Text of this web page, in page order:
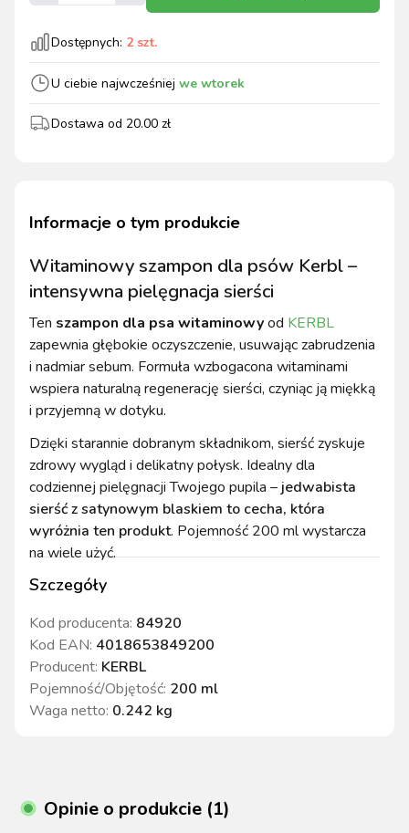
Dostępnych: 2szt.
U ciebie najwcześniej we wtorek
Dostawa od 20.00 zł
Szczegóły
Kod producenta: 84920
Kod EAN: 4018653849200
Producent: KERBL
Pojemność/Objętość: 200 ml
Waga netto: 0.242 kg
Informacje o tym produkcie
Witaminowy szampon dla psów Kerbl –
intensywna pielęgnacja sierści
Ten szampon dla psa witaminowyod KERBL
zapewnia głębokie oczyszczenie, usuwając zabrudzenia
i nadmiar sebum. Formuła wzbogacona witaminami
wspiera naturalną regenerację sierści, czyniąc ją miękką
i przyjemną w dotyku.
Dzięki starannie dobranym składnikom, sierść zyskuje
zdrowy wygląd i delikatny połysk. Idealny dla
codziennej pielęgnacji Twojego pupila – jedwabista
sierść z satynowym blaskiem to cecha, która
wyróżnia ten produkt. Pojemność 200 ml wystarcza
na wiele użyć.
Opinie o produkcie (1)